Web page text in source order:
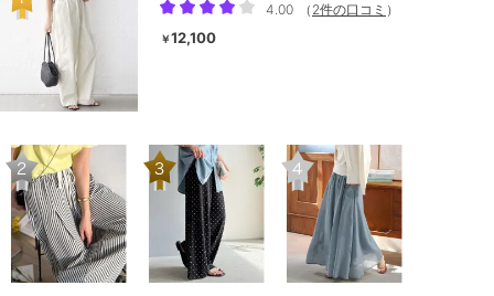
4.00
（ 2件の口コミ ）
￥12,100